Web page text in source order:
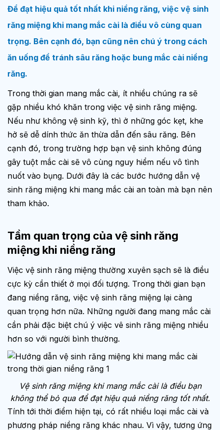
Để đạt hiệu quả tốt nhất khi niềng răng, việc vệ sinh
răng miệng khi mang mắc cài là điều vô cùng quan
trọng. Bên cạnh đó, bạn cũng nên chú ý trong cách
ăn uống để tránh sâu răng hoặc bung mắc cài niềng
răng.
Trong thời gian mang mắc cài, ít nhiều chúng ra sẽ
gặp nhiều khó khăn trong việc vệ sinh răng miệng.
Nếu như không vệ sinh kỹ, thì ở những góc kẹt, khe
hở sẽ dễ dính thức ăn thừa dẫn đến sâu răng. Bên
cạnh đó, trong trường hợp bạn vệ sinh không đúng
gây tuột mắc cài sẽ vô cùng nguy hiểm nếu vô tình
nuốt vào bụng. Dưới đây là các bước hướng dẫn vệ
sinh răng miệng khi mang mắc cài an toàn mà bạn nên
tham khảo.
Tầm quan trọng của vệ sinh răng
miệng khi niềng răng
Việc vệ sinh răng miệng thường xuyên sạch sẽ là điều
cực kỳ cần thiết ở mọi đối tượng. Trong thời gian bạn
đang niềng răng, việc vệ sinh răng miệng lại càng
quan trọng hơn nữa. Những người đang mang mắc cài
cần phải đặc biệt chú ý việc vê sinh răng miệng nhiều
hơn so với người bình thường.
Vệ sinh răng miệng khi mang mắc cài là điều bạn
không thể bỏ qua để đạt hiệu quả niềng răng tốt nhất.
Tính tới thời điểm hiện tại, có rất nhiều loại mắc cài và
phương pháp niềng răng khác nhau. Vì vậy, tương ứng